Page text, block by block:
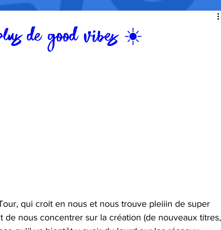
de good vibes ☀️
qui croit en nous et nous trouve pleiiin de super
nous concentrer sur la création (de nouveaux titres,